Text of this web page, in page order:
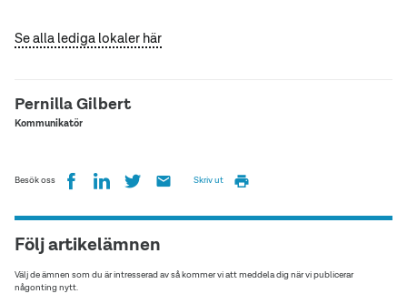
Se alla lediga lokaler här
Pernilla Gilbert
Kommunikatör
Besök oss Skriv ut
Följ artikelämnen
Välj de ämnen som du är intresserad av så kommer vi att meddela dig när vi publicerar
någonting nytt.